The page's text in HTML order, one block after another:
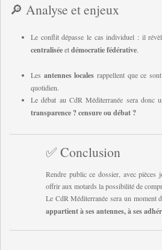
🔎 Analyse et enjeux
Le conflit dépasse le cas individuel : il
centraliséeetdémocratie fédérative.
Les antennes locales rappellent que ce
quotidien.
Le débat au CdR Méditerranée sera donc
transparence ? censure ou débat ?
✅ Conclusion
Rendre public ce dossier, avec pièces
offrir aux motards la possibilité de
Le CdR Méditerranée sera un moment
appartient à ses antennes, à ses